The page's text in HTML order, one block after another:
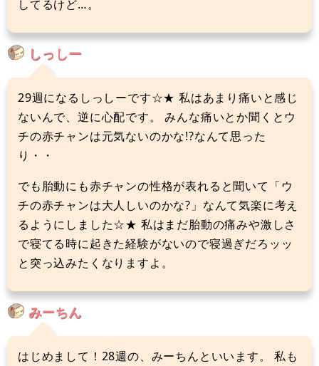
してるけど…。
しっしー
29週になるしっしーです☆★ 私はあまり痛いと感じ
ないんで、逆に心配です。 みんな痛いとか聞くとウ
チの赤チャンは元気ないのかな!?なんて思った
り・・
でも胎動にも赤チャンの性格が表れると聞いて「ウ
チの赤チャンは大人しいのかな?」なんて気楽に考え
るようにしました☆★ 私はまだ胎動の痛みや激しさ
で寝てる時に起きた経験がないので寝過ぎだろッッ
と突っ込みたくなりますよ。
みーちん
はじめまして！28週の、みーちんといいます。 私も